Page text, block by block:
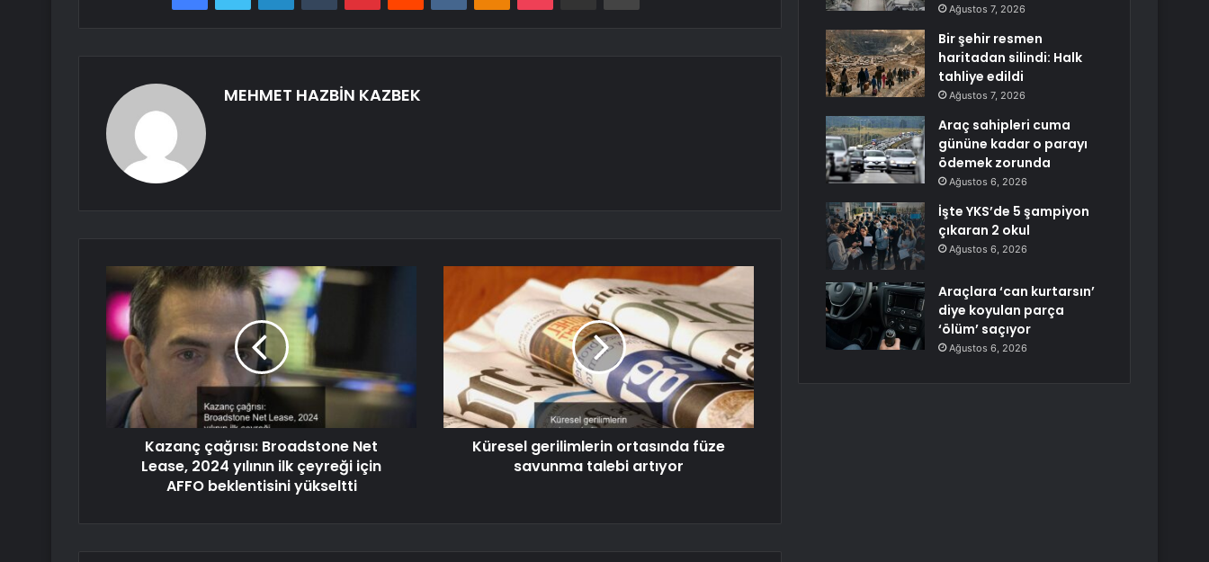
MEHMET HAZBİN KAZBEK
Kazanç çağrısı: Broadstone Net
Lease, 2024 yılının ilk çeyreği için
AFFO beklentisini yükseltti
Küresel gerilimlerin ortasında füze
savunma talebi artıyor
Ağustos 7, 2026
Bir şehir resmen
haritadan silindi: Halk
tahliye edildi
Ağustos 7, 2026
Araç sahipleri cuma
gününe kadar o parayı
ödemek zorunda
Ağustos 6, 2026
İşte YKS’de 5 şampiyon
çıkaran 2 okul
Ağustos 6, 2026
Araçlara ‘can kurtarsın’
diye koyulan parça
‘ölüm’ saçıyor
Ağustos 6, 2026